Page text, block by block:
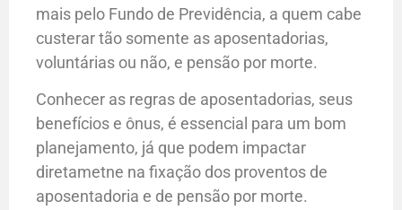
mais pelo Fundo de Previdência, a quem cabe
custerar tão somente as aposentadorias,
voluntárias ou não, e pensão por morte.
Conhecer as regras de aposentadorias, seus
benefícios e ônus, é essencial para um bom
planejamento, já que podem impactar
diretametne na fixação dos proventos de
aposentadoria e de pensão por morte.